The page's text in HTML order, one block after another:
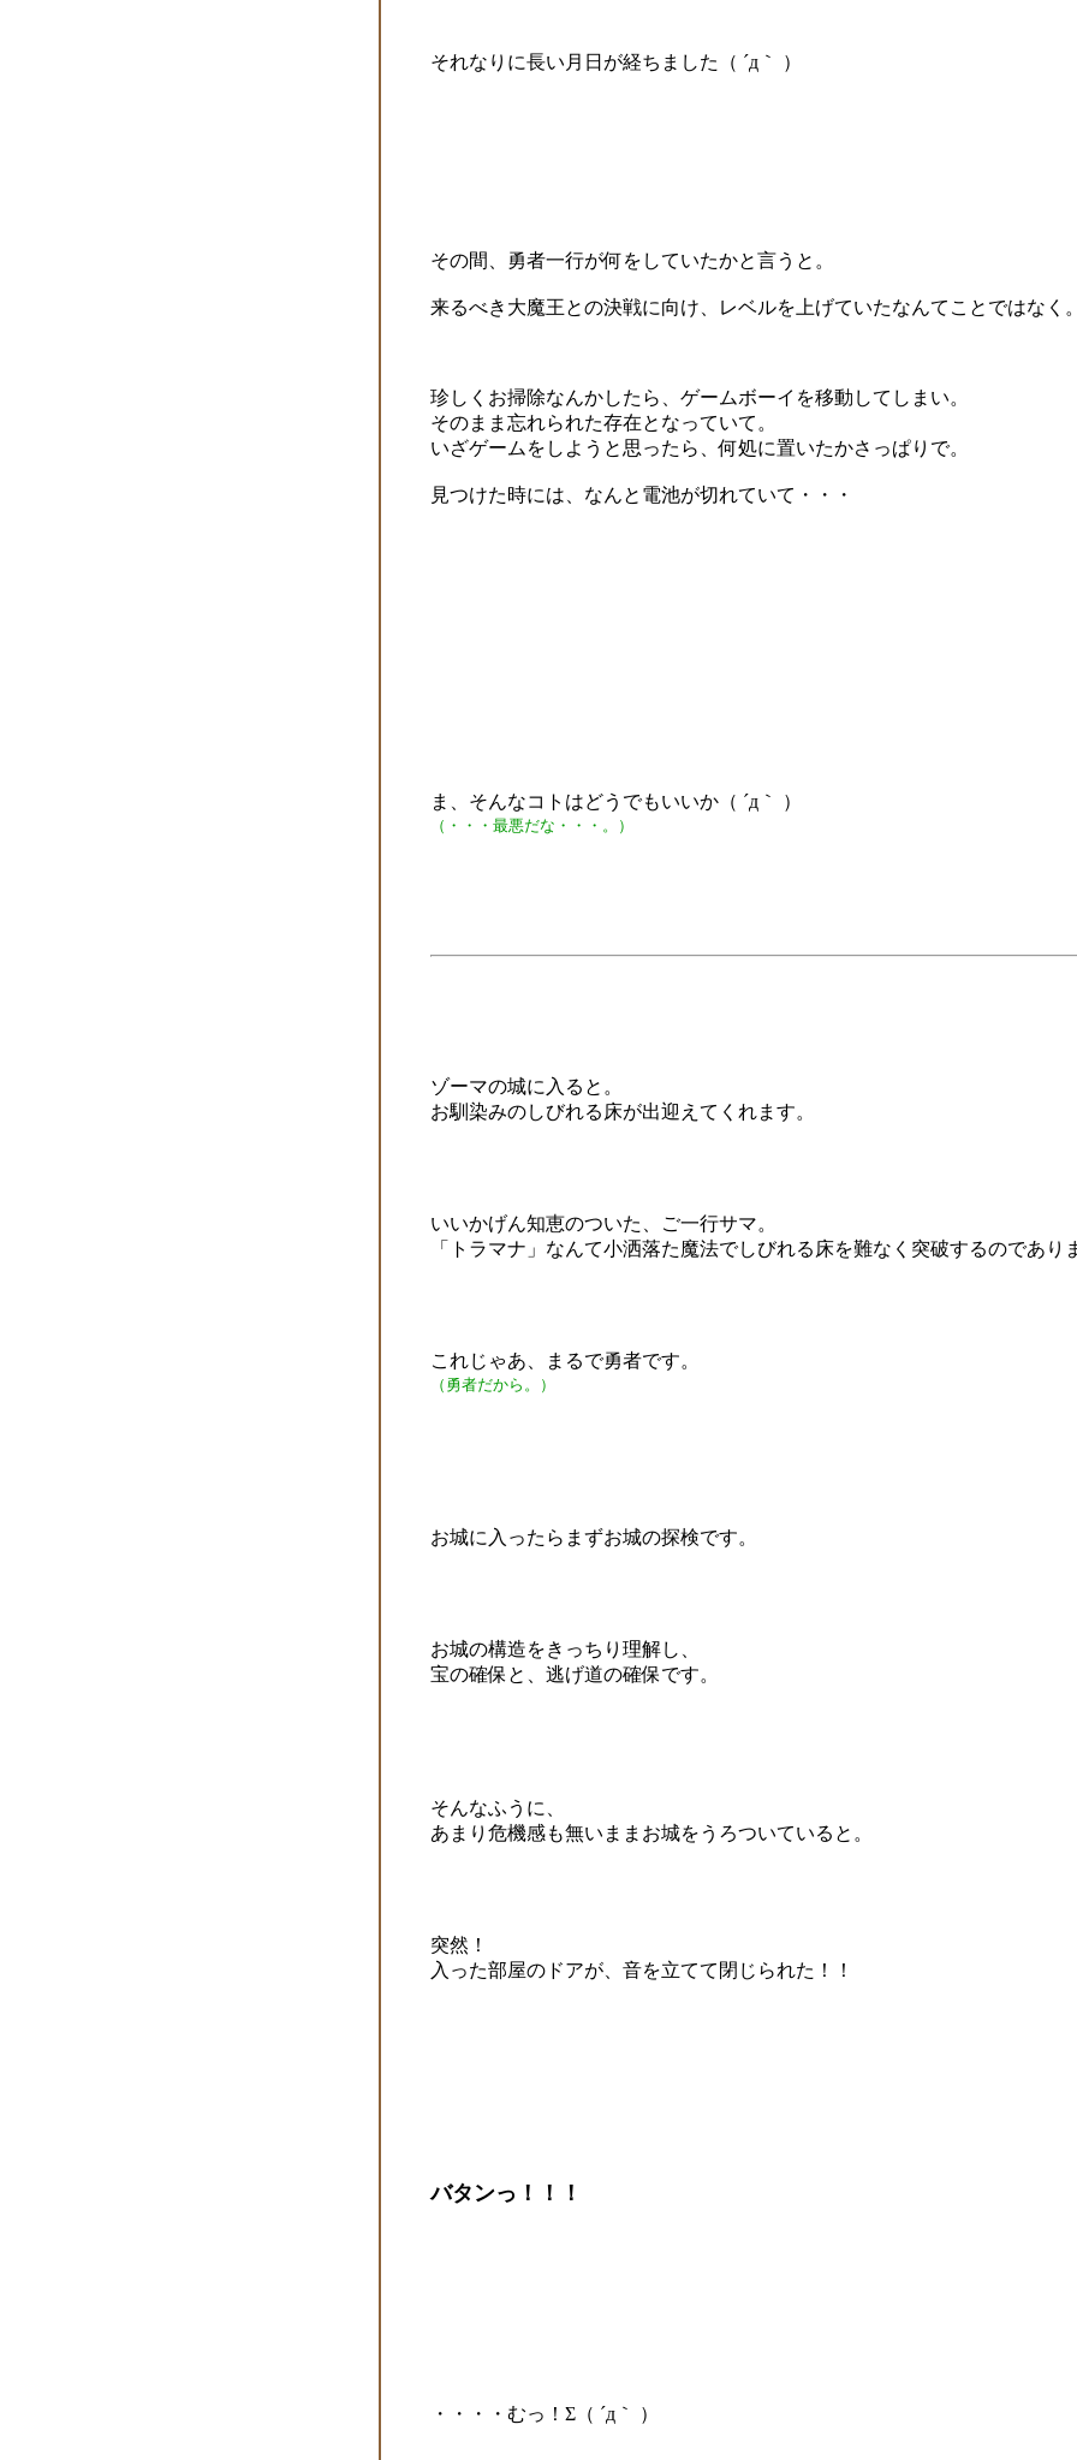
それなりに長い月日が経ちました（ ´д｀ ）
その間、勇者一行が何をしていたかと言うと。
来るべき大魔王との決戦に向け、レベルを上げていたなんてことではなく
珍しくお掃除なんかしたら、ゲームボーイを移動してしまい。
そのまま忘れられた存在となっていて。
いざゲームをしようと思ったら、何処に置いたかさっぱりで。
見つけた時には、なんと電池が切れていて・・・
ま、そんなコトはどうでもいいか（ ´д｀ ）
（・・・最悪だな・・・。）
ゾーマの城に入ると。
お馴染みのしびれる床が出迎えてくれます。
いいかげん知恵のついた、ご一行サマ。
「トラマナ」なんて小洒落た魔法でしびれる床を難なく突破するのであり
これじゃあ、まるで勇者です。
（勇者だから。）
お城に入ったらまずお城の探検です。
お城の構造をきっちり理解し、
宝の確保と、逃げ道の確保です。
そんなふうに、
あまり危機感も無いままお城をうろついていると。
突然！
入った部屋のドアが、音を立てて閉じられた！！
バタンっ！！！
・・・・むっ！Σ（ ´д｀ ）